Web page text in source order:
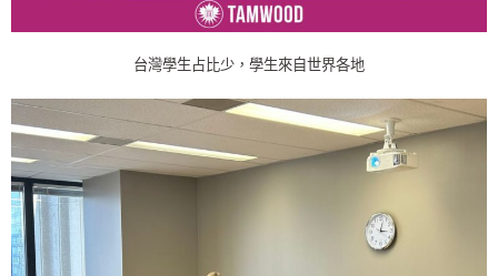
台灣學生占比少，學生來自世界各地